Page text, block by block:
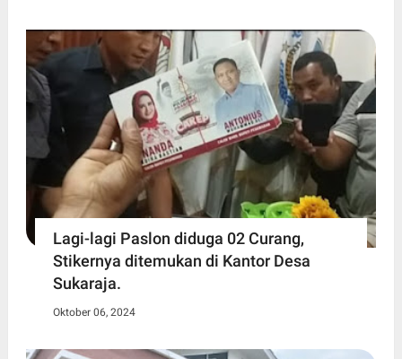
Lagi-lagi Paslon diduga 02 Curang,
Stikernya ditemukan di Kantor Desa
Sukaraja.
Oktober 06, 2024